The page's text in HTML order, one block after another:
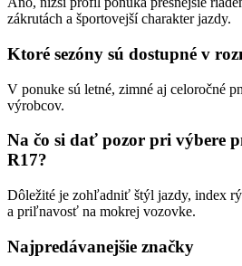
zákrutách a športovejší charakter jazdy.
Ktoré sezóny sú dostupné v
V ponuke sú letné, zimné aj celoročné
výrobcov.
Na čo si dať pozor pri výbere
R17?
Dôležité je zohľadniť štýl jazdy, index
a priľnavosť na mokrej vozovke.
Najpredávanejšie značky